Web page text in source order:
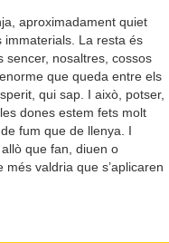
aproximadament quiet
immaterials. La resta és
sencer, nosaltres, cossos
que queda entre els
qui sap. I això, potser,
dones estem fets molt
fum que de llenya. I
que fan, diuen o
valdria que s’aplicaren